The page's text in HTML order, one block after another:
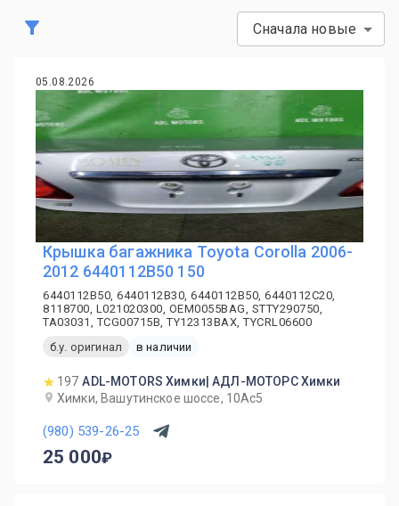
Сначала новые
05.08.2026
Крышка багажника Toyota Corolla 2006-
2012 6440112B50 150
6440112B50, 6440112B30, 6440112B50, 6440112C20,
8118700, L021020300, OEM0055BAG, STTY290750,
TA03031, TCG00715B, TY12313BAX, TYCRL06600
б.у. оригинал
в наличии
197 ADL-MOTORS Химки| АДЛ-МОТОРС Химки
Химки, Вашутинское шоссе, 10Ас5
(980) 539-26-25
25 000